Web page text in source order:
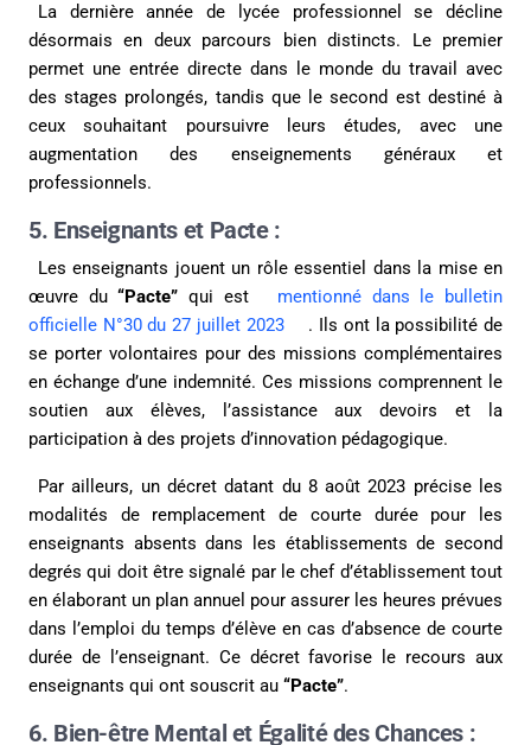
La dernière année de lycée professionnel se décline
désormais en deux parcours bien distincts. Le premier
permet une entrée directe dans le monde du travail avec
des stages prolongés, tandis que le second est destiné à
ceux souhaitant poursuivre leurs études, avec une
augmentation des enseignements généraux et
professionnels.
5. Enseignants et Pacte :
Les enseignants jouent un rôle essentiel dans la mise en
œuvre du“Pacte” qui est
mentionné dans le bulletin
officielle N°30 du 27 juillet 2023
. Ils ont la possibilité de
se porter volontaires pour des missions complémentaires
en échange d’une indemnité. Ces missions comprennent le
soutien aux élèves, l’assistance aux devoirs et la
participation à des projets d’innovation pédagogique.
Par ailleurs, un décret datant du 8 août 2023 précise les
modalités de remplacement de courte durée pour les
enseignants absents dans les établissements de second
degrés qui doit être signalé par le chef d’établissement tout
en élaborant un plan annuel pour assurer les heures prévues
dans l’emploi du temps d’élève en cas d’absence de courte
durée de l’enseignant. Ce décret favorise le recours aux
enseignants qui ont souscrit au “Pacte”.
6. Bien-être Mental et Égalité des Chances :